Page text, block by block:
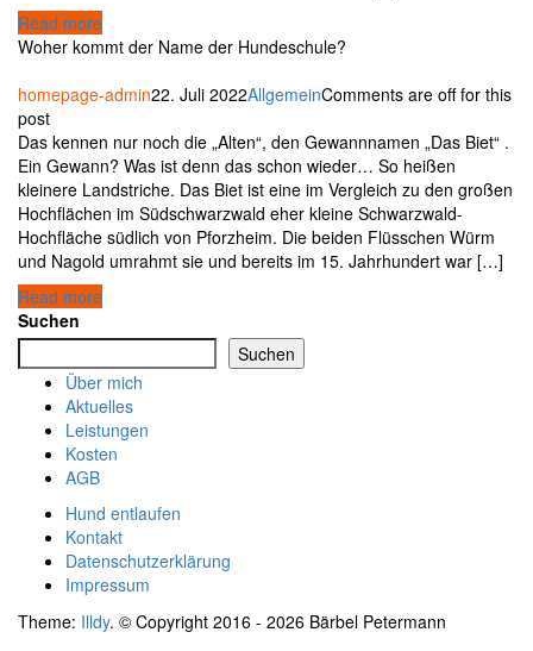
Read more
Woher kommt der Name der Hundeschule?
homepage-admin22. Juli 2022AllgemeinComments are off for this
post
Das kennen nur noch die „Alten“, den Gewannnamen „Das Biet“ .
Ein Gewann? Was ist denn das schon wieder… So heißen
kleinere Landstriche. Das Biet ist eine im Vergleich zu den großen
Hochflächen im Südschwarzwald eher kleine Schwarzwald-
Hochfläche südlich von Pforzheim. Die beiden Flüsschen Würm
und Nagold umrahmt sie und bereits im 15. Jahrhundert war […]
Read more
Suchen
Suchen
Über mich
Aktuelles
Leistungen
Kosten
AGB
Hund entlaufen
Kontakt
Datenschutzerklärung
Impressum
Theme: Illdy. © Copyright 2016 - 2026 Bärbel Petermann